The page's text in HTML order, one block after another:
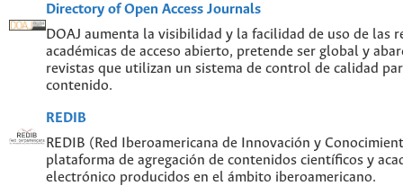
Directory of Open Access Journals
DOAJ aumenta la visibilidad y la facilidad de uso de las
académicas de acceso abierto, pretende ser global y
revistas que utilizan un sistema de control de calidad
contenido.
REDIB
REDIB (Red Iberoamericana de Innovación y
plataforma de agregación de contenidos científicos y
electrónico producidos en el ámbito iberoamericano.